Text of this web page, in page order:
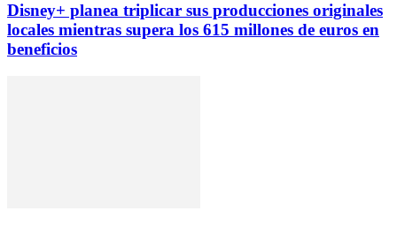
Disney+ planea triplicar sus producciones originales
locales mientras supera los 615 millones de euros en
beneficios